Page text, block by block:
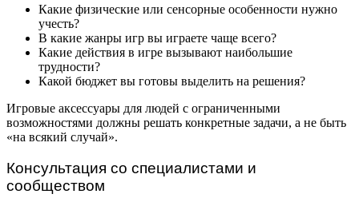
Какие физические или сенсорные особенности нужно
учесть?
В какие жанры игр вы играете чаще всего?
Какие действия в игре вызывают наибольшие
трудности?
Какой бюджет вы готовы выделить на решения?
Игровые аксессуары для людей с ограниченными
возможностями должны решать конкретные задачи, а не быть
«на всякий случай».
Консультация со специалистами и
сообществом